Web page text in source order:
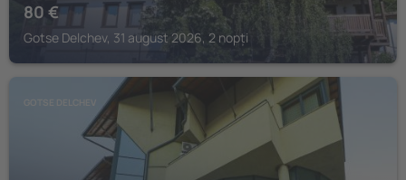
80 €
Gotse Delchev, 31 august 2026, 2 nopți
GOTSE DELCHEV